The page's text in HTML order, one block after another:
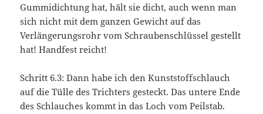
Gummidichtung hat, hält sie dicht, auch wenn man
sich nicht mit dem ganzen Gewicht auf das
Verlängerungsrohr vom Schraubenschlüssel gestellt
hat! Handfest reicht!
Schritt 6.3: Dann habe ich den Kunststoffschlauch
auf die Tülle des Trichters gesteckt. Das untere Ende
des Schlauches kommt in das Loch vom Peilstab.